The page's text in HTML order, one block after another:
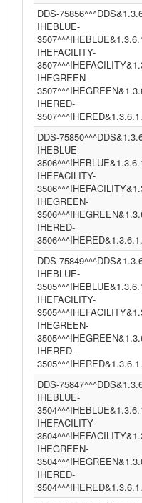
DDS-
IHEBLUE-
IHEFACILITY-
IHEGREEN-
IHERED-
DDS-
IHEBLUE-
IHEFACILITY-
IHEGREEN-
IHERED-
DDS-
IHEBLUE-
IHEFACILITY-
IHEGREEN-
IHERED-
DDS-
IHEBLUE-
IHEFACILITY-
IHEGREEN-
IHERED-